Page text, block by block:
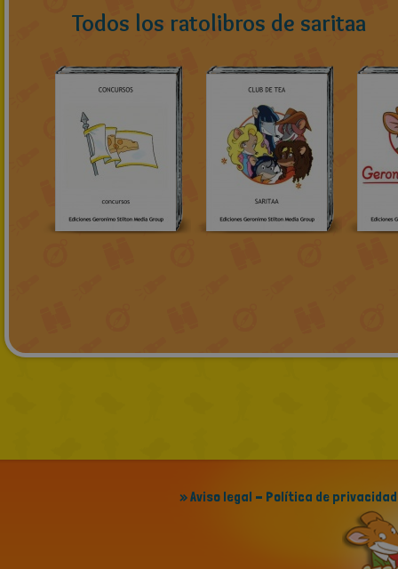
Todos los ratolibros de saritaa
» Aviso legal - Política de privacidad